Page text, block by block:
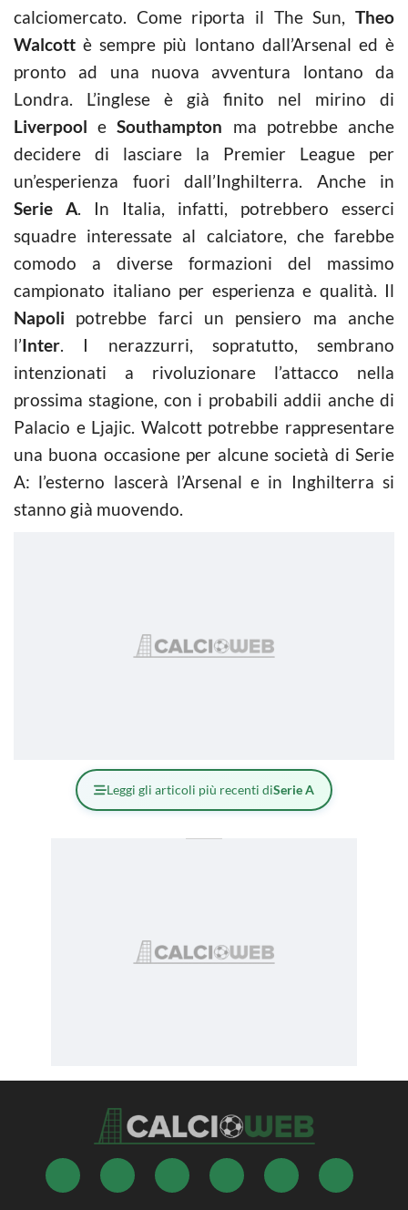
calciomercato. Come riporta il The Sun, Theo
Walcott è sempre più lontano dall’Arsenal ed è
pronto ad una nuova avventura lontano da
Londra. L’inglese è già finito nel mirino di
Liverpool eSouthampton ma potrebbe anche
decidere di lasciare la Premier League per
un’esperienza fuori dall’Inghilterra. Anche in
Serie A. In Italia, infatti, potrebbero esserci
squadre interessate al calciatore, che farebbe
comodo a diverse formazioni del massimo
campionato italiano per esperienza e qualità. Il
Napoli potrebbe farci un pensiero ma anche
l’Inter. I nerazzurri, sopratutto, sembrano
intenzionati a rivoluzionare l’attacco nella
prossima stagione, con i probabili addii anche di
Palacio e Ljajic. Walcott potrebbe rappresentare
una buona occasione per alcune società di Serie
A: l’esterno lascerà l’Arsenal e in Inghilterra si
stanno già muovendo.
Leggi gli articoli più recenti diSerie A